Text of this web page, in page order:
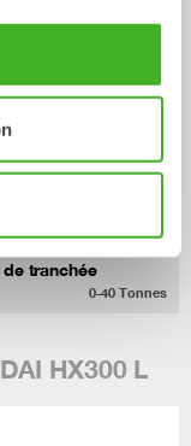
tranchée
0-40 Tonnes
HX300 L